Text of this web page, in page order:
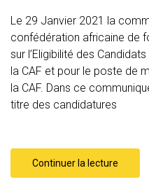
Le 29 Janvier 2021 la
confédération africaine de
sur l’Eligibilité des
la CAF et pour le poste de
la CAF. Dans ce
titre des candidatures
Continuer la lecture